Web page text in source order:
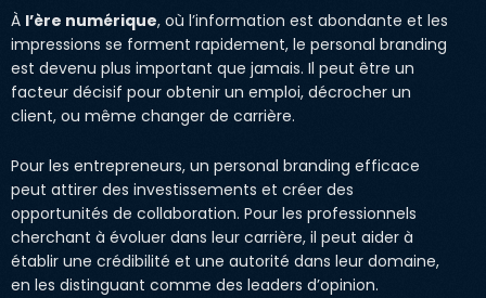
À l’ère numérique, où l’information est abondante et les
impressions se forment rapidement, le personal branding
est devenu plus important que jamais. Il peut être un
facteur décisif pour obtenir un emploi, décrocher un
client, ou même changer de carrière.
Pour les entrepreneurs, un personal branding efficace
peut attirer des investissements et créer des
opportunités de collaboration. Pour les professionnels
cherchant à évoluer dans leur carrière, il peut aider à
établir une crédibilité et une autorité dans leur domaine,
en les distinguant comme des leaders d’opinion.